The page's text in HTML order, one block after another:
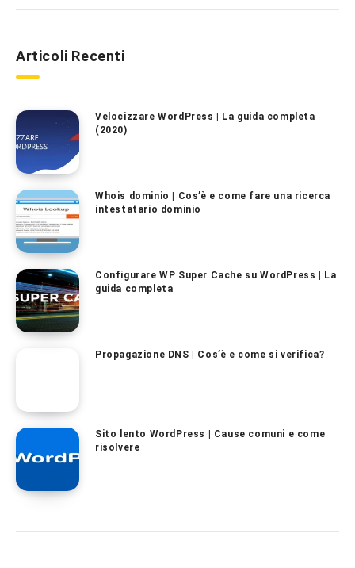
Articoli Recenti
Velocizzare WordPress | La guida completa
(2020)
Whois dominio | Cos’è e come fare una ricerca
intestatario dominio
Configurare WP Super Cache su WordPress | La
guida completa
Propagazione DNS | Cos’è e come si verifica?
Sito lento WordPress | Cause comuni e come
risolvere